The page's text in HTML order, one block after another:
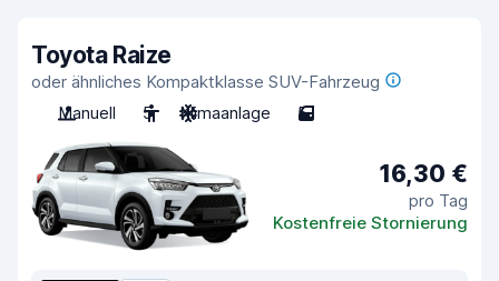
Toyota Raize
oder ähnliches Kompaktklasse SUV-Fahrzeug
Manuell
5 Klimaanlage 5
16,30 €
pro Tag
Kostenfreie Stornierung